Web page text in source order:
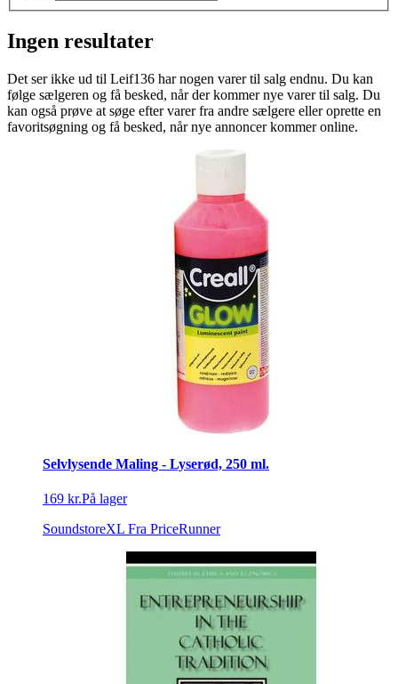
Ingen resultater
Det ser ikke ud til Leif136 har nogen varer til salg endnu. Du kan
følge sælgeren og få besked, når der kommer nye varer til salg. Du
kan også prøve at søge efter varer fra andre sælgere eller oprette en
favoritsøgning og få besked, når nye annoncer kommer online.
Selvlysende Maling - Lyserød, 250 ml.
169 kr.På lager
SoundstoreXL Fra PriceRunner